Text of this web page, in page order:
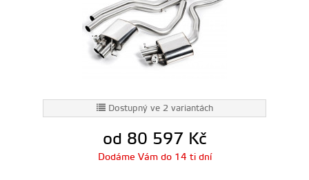
Dostupný ve 2 variantách
od 80 597 Kč
Dodáme Vám do 14 ti dní